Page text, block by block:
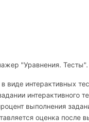
"Уравнения. Тесты".
виде интерактивных
интерактивного
выполнения
оценка после